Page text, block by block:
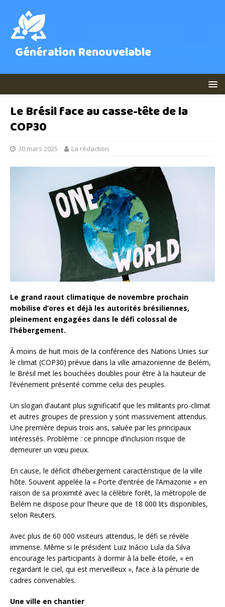
Génération Renouvelable
Le Brésil face au casse-tête de la
COP30
30 mars 2025 La rédaction
Le grand raout climatique de novembre prochain
mobilise d’ores et déjà les autorités brésiliennes,
pleinement engagées dans le défi colossal de
l’hébergement.
À moins de huit mois de la conférence des Nations Unies sur
le climat (COP30) prévue dans la ville amazonienne de Belém,
le Brésil met les bouchées doubles pour être à la hauteur de
l’événement présenté comme celui des peuples.
Un slogan d’autant plus significatif que les militants pro-climat
et autres groupes de pression y sont massivement attendus.
Une première depuis trois ans, saluée par les principaux
intéressés. Problème : ce principe d’inclusion risque de
demeurer un vœu pieux.
En cause, le déficit d’hébergement caractéristique de la ville
hôte. Souvent appelée la « Porte d’entrée de l’Amazonie » en
raison de sa proximité avec la célèbre forêt, la métropole de
Belém ne dispose pour l’heure que de 18 000 lits disponibles,
selon Reuters.
Avec plus de 60 000 visiteurs attendus, le défi se révèle
immense. Même si le président Luiz Inácio Lula da Silva
encourage les participants à dormir à la belle étoile, « en
regardant le ciel, qui est merveilleux », face à la pénurie de
cadres convenables.
Une ville en chantier